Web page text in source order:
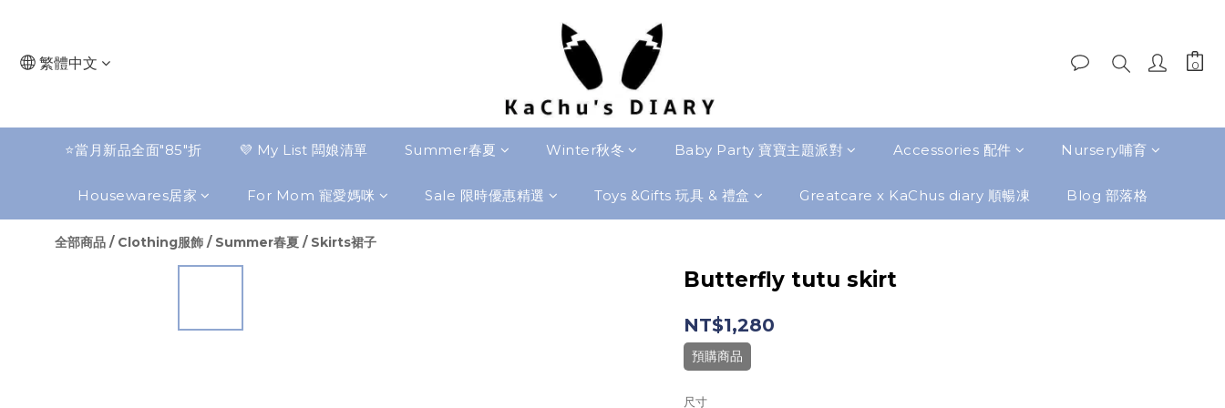
繁體中文
⭐️當月新品全面"85"折 💜 My List 闆娘清單 Summer春夏 Winter秋冬 Baby Party 寶寶主題派對 Accessories 配件 Nursery哺育
Housewares居家 For Mom 寵愛媽咪 Sale 限時優惠精選 Toys &Gifts 玩具 & 禮盒 Greatcare x KaChus diary 順暢凍 Blog 部落格
全部商品 / Clothing服飾 / Summer春夏 / Skirts裙子
Butterfly tutu skirt
NT$1,280
預購商品
尺寸